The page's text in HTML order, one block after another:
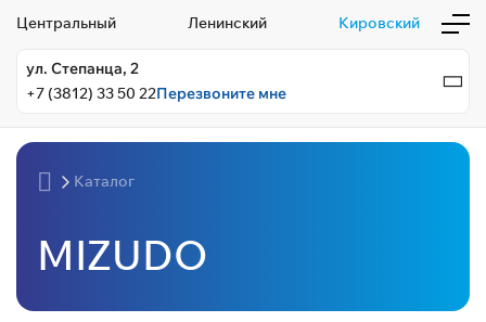
Центральный Ленинский Кировский
ул. Степанца, 2
+7 (3812) 33 50 22Перезвоните мне
Каталог
MIZUDO